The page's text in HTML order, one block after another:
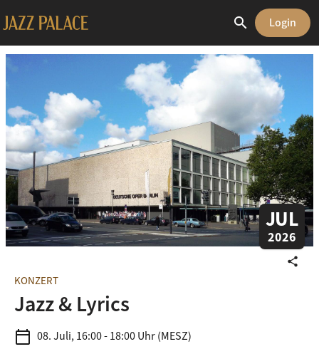
search Login
JUL
2026
share
KONZERT
Jazz & Lyrics
calendar_today 08. Juli, 16:00 - 18:00 Uhr (MESZ)